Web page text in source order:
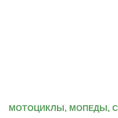
МОТОЦИКЛЫ, МОПЕДЫ,